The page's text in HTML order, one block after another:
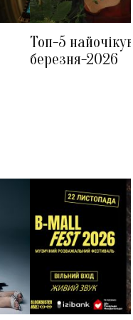
Топ-5
березня-2026